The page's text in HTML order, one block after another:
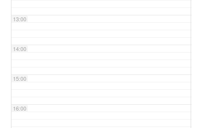
13:00
14:00
15:00
16:00